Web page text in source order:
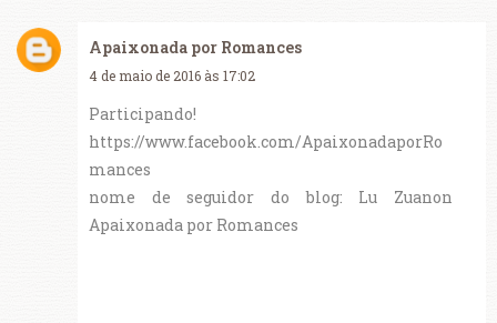
Apaixonada por Romances
4 de maio de 2016 às 17:02
Participando!
https://www.facebook.com/ApaixonadaporRo
mances
nome de seguidor do blog: Lu Zuanon
Apaixonada por Romances